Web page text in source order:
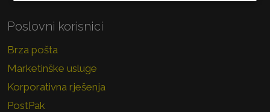
Poslovni korisnici
Brza pošta
Marketinške usluge
Korporativna rješenja
PostPak